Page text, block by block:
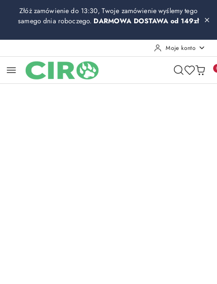
Przejdź do treści głównej
Przejdź do wyszukiwarki
Przejdź do moje konto
Przejdź do menu głównego
Przejdź do opisu produktu
Przejdź do stopki
Złóż zamówienie do 13:30, Twoje zamówienie wyślemy tego
samego dnia roboczego. DARMOWA DOSTAWA od 149zł
Moje konto